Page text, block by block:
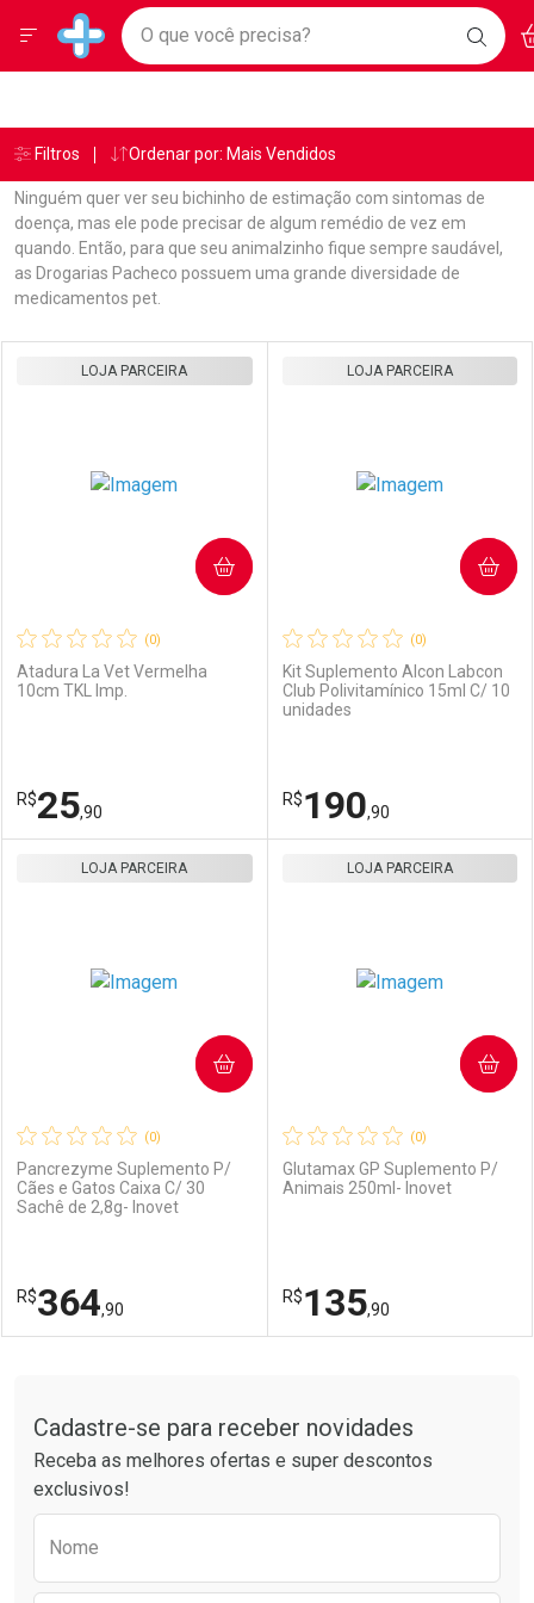
Drogarias Pacheco
Baixe nosso APP e aproveite Ofertas Exclusivas!
BAIXE
O APP
Ir direto para a home
pela página
Ir direto para o conteúdo
Ir direto para a busca
Ir direto para a ajuda
Ir direto para a notificações
Ir direto para o carrinho
Ir direto para o menu
Faça a sua busca
O que você precisa?
Menu
Breadcrumb
Drogarias Pacheco Produto Pet Medicamento Pet
Ninguém quer ver seu bichinho de estimação com sintomas de
doença, mas ele pode precisar de algum remédio de vez em
quando. Então, para que seu animalzinho fique sempre saudável,
as Drogarias Pacheco possuem uma grande diversidade de
medicamentos pet.
Linkagens Internas em Destaque
Promoções em Destaque
Prateleira
(0)
Atadura La Vet Vermelha
10cm TKL Imp.
LOJA PARCEIRA
R$25,90
COMPRAR
Ativar Desconto
Comprar sem Desconto
Por R$ 25,90/cada
Por R$ 25,90/cada
(0)
Kit Suplemento Alcon Labcon
Club Polivitamínico 15ml C/ 10
unidades
LOJA PARCEIRA
R$190,90
COMPRAR
Comprar sem Desconto
Por R$ 190,90/cada
Por R$ 190,90/cada
(0)
Pancrezyme Suplemento P/
Cães e Gatos Caixa C/ 30
Sachê de 2,8g- Inovet
LOJA PARCEIRA
R$364,90
COMPRAR
Laboratório
Por Menos
(0)
Glutamax GP Suplemento P/
Animais 250ml- Inovet
LOJA PARCEIRA
R$135,90
COMPRAR
Laboratório
Por Menos
Âncoras
Filtros Ordenar por: Mais Vendidos
Cadastre-se para receber novidades
Receba as melhores ofertas e super descontos
exclusivos!
Nome